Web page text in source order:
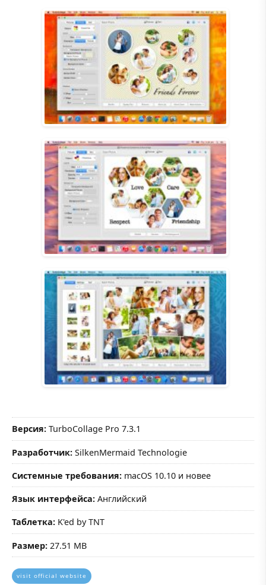
Версия: TurboCollage Pro 7.3.1
Разработчик: SilkenMermaid Technologie
Системные требования: macOS 10.10 и новее
Язык интерфейса: Английский
Таблетка: K'ed by TNT
Размер: 27.51 MB
visit official website